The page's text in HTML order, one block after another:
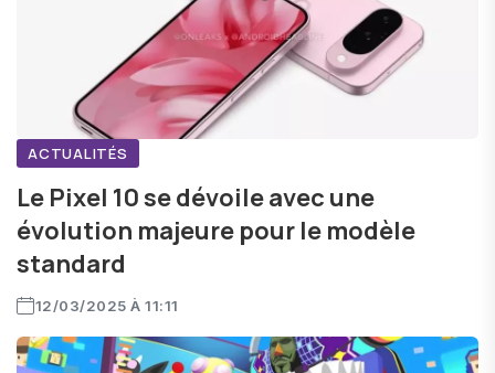
ACTUALITÉS
Le Pixel 10 se dévoile avec une
évolution majeure pour le modèle
standard
12/03/2025 À 11:11